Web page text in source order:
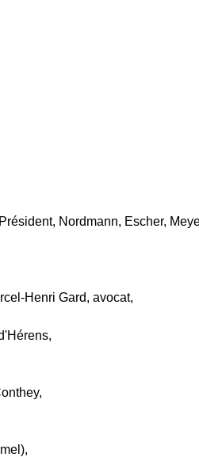
Nordmann, Escher,
Henri Gard, avocat,